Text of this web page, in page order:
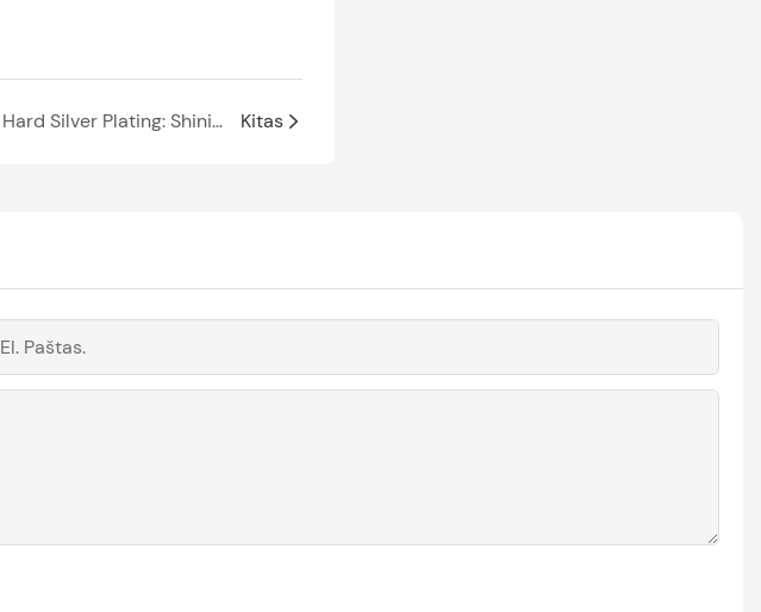
Eco-friendly Aspects of Hard Silver Plating: Shining a Green Light on Innovation Kitas
El. Paštas.